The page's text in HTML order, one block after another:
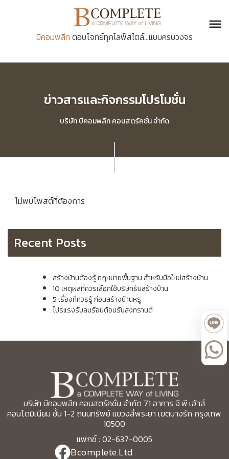
บีคอมพลีท ตอบโจทย์ทุกไลฟ์สไตล์...แบบครบวงจร
ข่าวสารและกิจกรรมโปรโมชั่น
บริษัท บีคอมพลีท คอนสตรัคชั่น จำกัด
ไม่พบโพสต์ที่ต้องการ
Recent Posts
สร้างบ้านต้องรู้ กฎหมายพื้นฐาน สำหรับมือใหม่สร้างบ้าน
10 เหตุผลที่ควรเลือกใช้บริษัทรับสร้างบ้าน
5 เรื่องที่ควรรู้ ก่อนสร้างบ้านหรู
โปรแรงรับลมร้อนต้อนรับสงกรานต์
บริษัท บีคอมพลีท คอนสตรัคชั่น จำกัด 71 อาคาร จี.พี.เฮ้าส์
คอนโดมิเนียม ชั้น 1-2 ถนนทรัพย์ แขวงสี่พระยา เขตบางรัก กรุงเทพ
10500
แฟกซ์ : 02-637-0005
Bcomplete.Ltd